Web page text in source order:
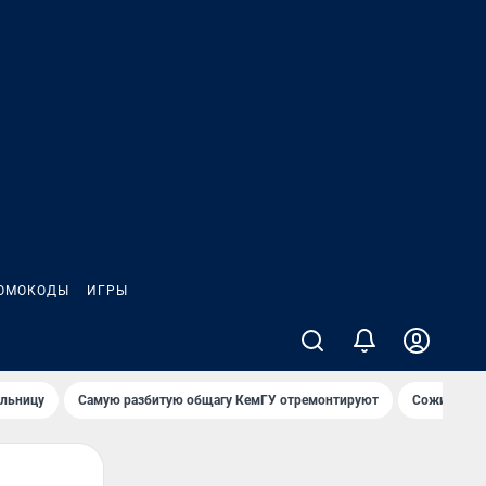
ИГРЫ
Самую разбитую общагу КемГУ отремонтируют